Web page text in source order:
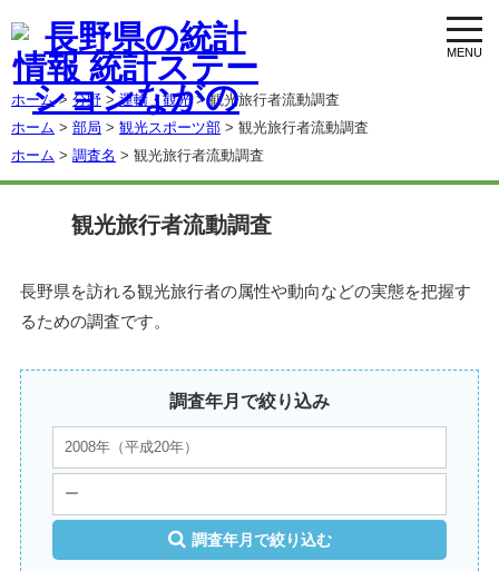
ホーム> 分野 >運輸・観光> 観光旅行者流動調査
ホーム > 部局 > 観光スポーツ部 > 観光旅行者流動調査
ホーム > 調査名 > 観光旅行者流動調査
観光旅行者流動調査
長野県を訪れる観光旅行者の属性や動向などの実態を把握す
るための調査です。
調査年月で絞り込み
調査年月で絞り込む